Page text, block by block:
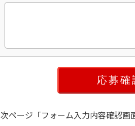
次ページ「フォーム入力内容確認画